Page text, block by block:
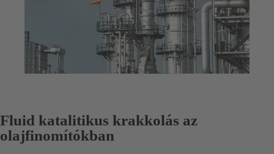
Fluid katalitikus krakkolás az
olajfinomítókban